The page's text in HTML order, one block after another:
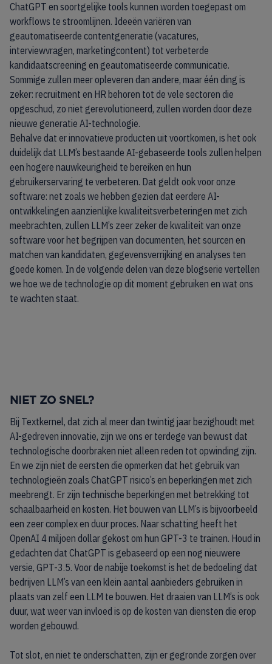
ChatGPT en soortgelijke tools kunnen worden toegepast om
workflows te stroomlijnen. Ideeën variëren van
geautomatiseerde contentgeneratie (vacatures,
interviewvragen, marketingcontent) tot verbeterde
kandidaatscreening en geautomatiseerde communicatie.
Sommige zullen meer opleveren dan andere, maar één ding is
zeker: recruitment en HR behoren tot de vele sectoren die
opgeschud, zo niet gerevolutioneerd, zullen worden door deze
nieuwe generatie AI-technologie.
Behalve dat er innovatieve producten uit voortkomen, is het ook
duidelijk dat LLM’s bestaande AI-gebaseerde tools zullen helpen
een hogere nauwkeurigheid te bereiken en hun
gebruikerservaring te verbeteren. Dat geldt ook voor onze
software: net zoals we hebben gezien dat eerdere AI-
ontwikkelingen aanzienlijke kwaliteitsverbeteringen met zich
meebrachten, zullen LLM’s zeer zeker de kwaliteit van onze
software voor het begrijpen van documenten, het sourcen en
matchen van kandidaten, gegevensverrijking en analyses ten
goede komen. In de volgende delen van deze blogserie vertellen
we hoe we de technologie op dit moment gebruiken en wat ons
te wachten staat.
NIET ZO SNEL?
Bij Textkernel, dat zich al meer dan twintig jaar bezighoudt met
AI-gedreven innovatie, zijn we ons er terdege van bewust dat
technologische doorbraken niet alleen reden tot opwinding zijn.
En we zijn niet de eersten die opmerken dat het gebruik van
technologieën zoals ChatGPT risico’s en beperkingen met zich
meebrengt. Er zijn technische beperkingen met betrekking tot
schaalbaarheid en kosten. Het bouwen van LLM’s is bijvoorbeeld
een zeer complex en duur proces. Naar schatting heeft het
OpenAI 4 miljoen dollar gekost om hun GPT-3 te trainen. Houd in
gedachten dat ChatGPT is gebaseerd op een nog nieuwere
versie, GPT-3.5. Voor de nabije toekomst is het de bedoeling dat
bedrijven LLM’s van een klein aantal aanbieders gebruiken in
plaats van zelf een LLM te bouwen. Het draaien van LLM’s is ook
duur, wat weer van invloed is op de kosten van diensten die erop
worden gebouwd.
Tot slot, en niet te onderschatten, zijn er gegronde zorgen over